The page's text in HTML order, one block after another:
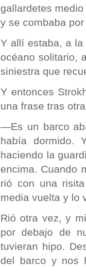
gallardetes
y se combaba
Y allí estaba, a
océano solitario,
siniestra que
Y entonces
una frase tras
—Es un barco
había dormido.
haciendo la
encima. Cuando
rió con una
media vuelta y lo
Rió otra vez, y
por debajo de
tuvieran hipo.
del barco y nos